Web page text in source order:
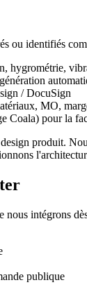
ou identifiés
hygrométrie,
/ DocuSign
MO,
Coala) pour la
produit.
intégrons
publique